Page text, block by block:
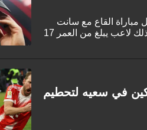
مباراة القاع مع سانت
باولي يوم الجمعة. ومن المفترض أن يساعد في ذلك لاعب يبلغ من العمر 17
كين في سعيه لتحطيم